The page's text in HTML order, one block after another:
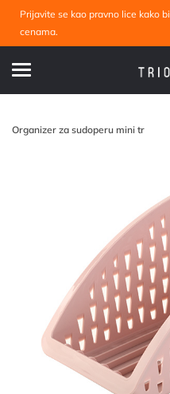
Prijavite se kao pravno lice kako
cenama.
Organizer za sudoperu mini tr